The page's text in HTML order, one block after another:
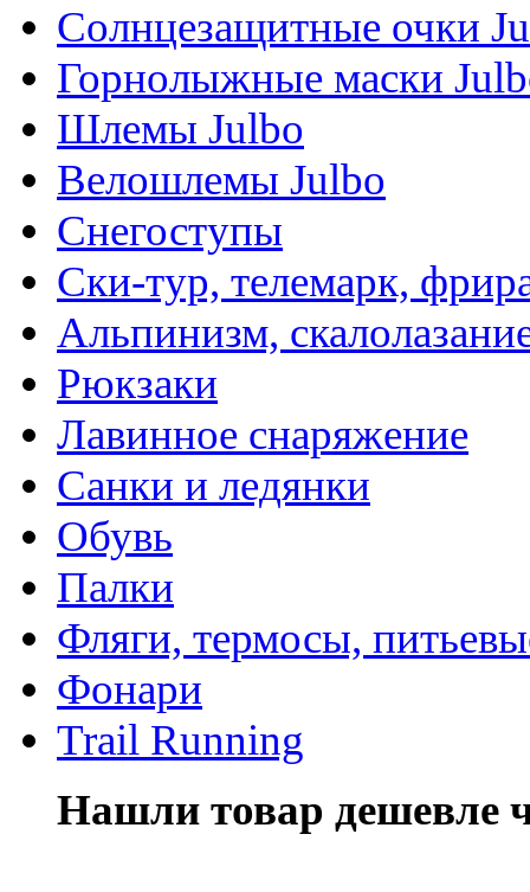
Солнцезащитные очки
Горнолыжные маски
Шлемы Julbo
Велошлемы Julbo
Снегоступы
Ски-тур, телемарк,
Альпинизм,
Рюкзаки
Лавинное снаряжение
Санки и ледянки
Обувь
Палки
Фляги, термосы,
Фонари
Trail Running
Нашли товар дешевле